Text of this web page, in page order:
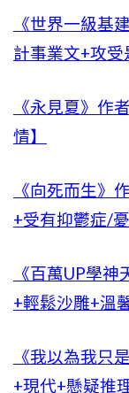
《世界一級基
計事業文+攻受
《永見夏》作
情】
《向死而生》
+受有抑鬱症/憂
《百萬UP學
+輕鬆沙雕+溫
《我以為我只
+現代+懸疑推理